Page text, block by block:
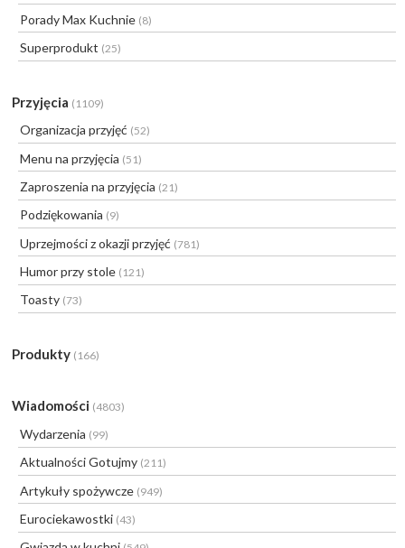
Porady Max Kuchnie (8)
Superprodukt (25)
Przyjęcia (1109)
Organizacja przyjęć (52)
Menu na przyjęcia (51)
Zaproszenia na przyjęcia (21)
Podziękowania (9)
Uprzejmości z okazji przyjęć (781)
Humor przy stole (121)
Toasty (73)
Produkty (166)
Wiadomości (4803)
Wydarzenia (99)
Aktualności Gotujmy (211)
Artykuły spożywcze (949)
Eurociekawostki (43)